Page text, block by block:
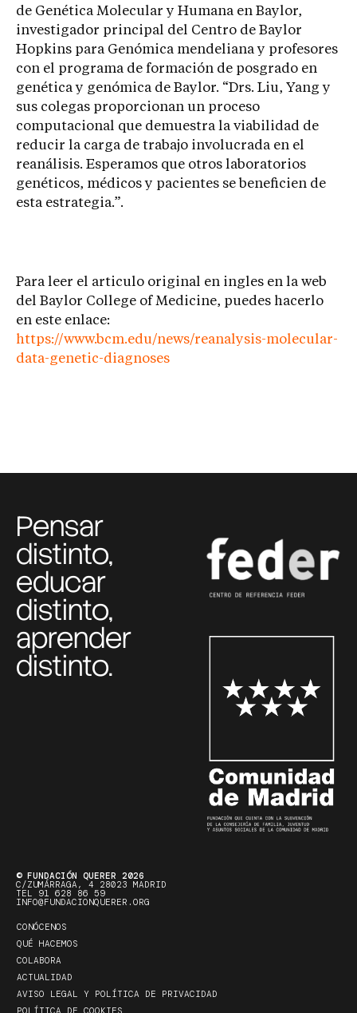
de Genética Molecular y Humana en Baylor,
investigador principal del Centro de Baylor
Hopkins para Genómica mendeliana y profesores
con el programa de formación de posgrado en
genética y genómica de Baylor. “Drs. Liu, Yang y
sus colegas proporcionan un proceso
computacional que demuestra la viabilidad de
reducir la carga de trabajo involucrada en el
reanálisis. Esperamos que otros laboratorios
genéticos, médicos y pacientes se beneficien de
esta estrategia.”.
Para leer el articulo original en ingles en la web
del Baylor College of Medicine, puedes hacerlo
en este enlace:
https://www.bcm.edu/news/reanalysis-molecular-
data-genetic-diagnoses
Pensar
distinto,
educar
distinto,
aprender
distinto.
© FUNDACIÓN QUERER 2026
C/ZUMÁRRAGA, 4 28023 MADRID
TEL 91 628 86 59
INFO@FUNDACIONQUERER.ORG
CONÓCENOS
QUÉ HACEMOS
COLABORA
ACTUALIDAD
AVISO LEGAL Y POLÍTICA DE PRIVACIDAD
POLÍTICA DE COOKIES